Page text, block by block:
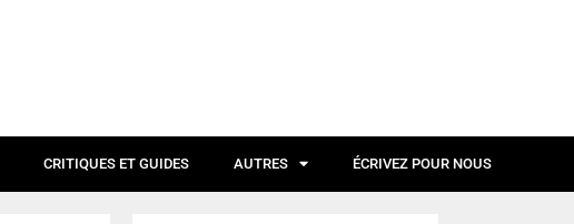
CRITIQUES ET GUIDES AUTRES ÉCRIVEZ POUR NOUS